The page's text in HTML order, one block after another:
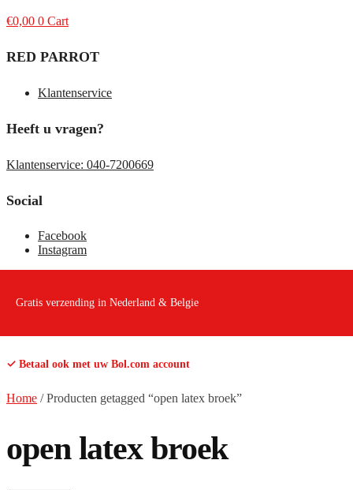
€0,00 0 Cart
RED PARROT
Klantenservice
Heeft u vragen?
Klantenservice: 040-7200669
Social
Facebook
Instagram
Gratis verzending in Nederland & Belgie
✓ Betaal ook met uw Bol.com account
Home /Producten getagged “open latex broek”
open latex broek